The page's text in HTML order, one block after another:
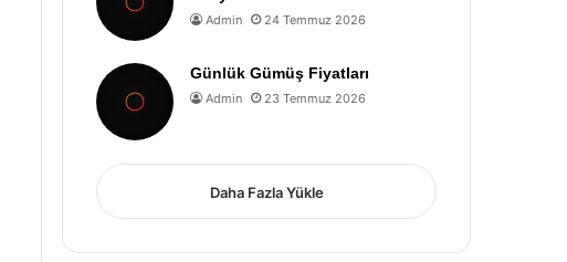
Admin 24 Temmuz 2026
Günlük Gümüş Fiyatları
Admin 23 Temmuz 2026
Daha Fazla Yükle